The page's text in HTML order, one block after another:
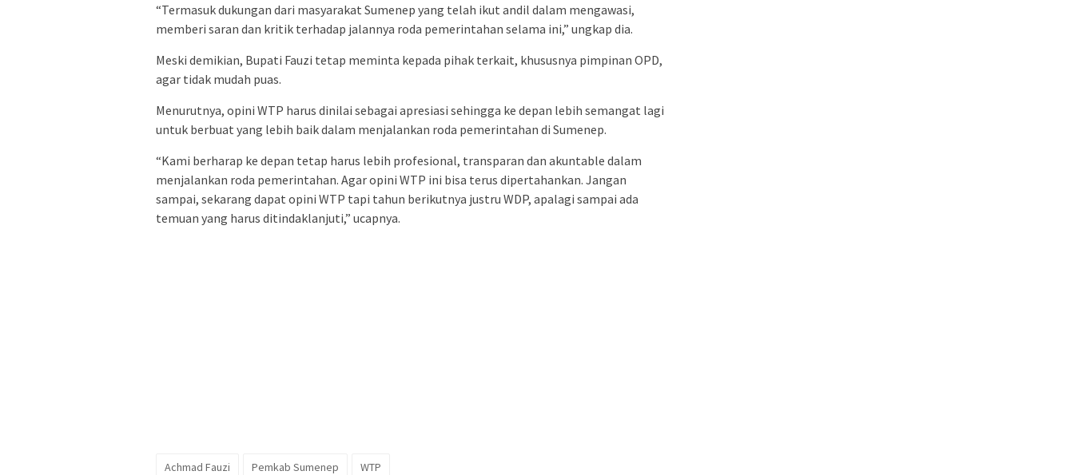
“Termasuk dukungan dari masyarakat Sumenep yang telah ikut andil dalam mengawasi,
memberi saran dan kritik terhadap jalannya roda pemerintahan selama ini,” ungkap dia.
Meski demikian, Bupati Fauzi tetap meminta kepada pihak terkait, khususnya pimpinan OPD,
agar tidak mudah puas.
Menurutnya, opini WTP harus dinilai sebagai apresiasi sehingga ke depan lebih semangat lagi
untuk berbuat yang lebih baik dalam menjalankan roda pemerintahan di Sumenep.
“Kami berharap ke depan tetap harus lebih profesional, transparan dan akuntable dalam
menjalankan roda pemerintahan. Agar opini WTP ini bisa terus dipertahankan. Jangan
sampai, sekarang dapat opini WTP tapi tahun berikutnya justru WDP, apalagi sampai ada
temuan yang harus ditindaklanjuti,” ucapnya.
Achmad Fauzi Pemkab Sumenep WTP